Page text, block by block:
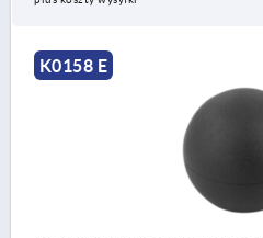
K0158 E